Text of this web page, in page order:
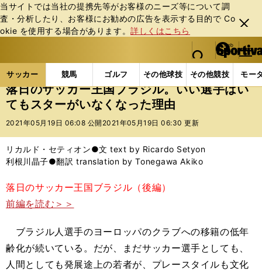
当サイトでは当社の提携先等がお客様のニーズ等について調
査・分析したり、お客様にお勧めの広告を表⽰する⽬的で Co
okie を使⽤する場合があります。詳しくはこちら
閉じ
る
web Sportiva (webスポルティーバ)
検索
マイペ
ー
ジ
メニュ
サッカー 競馬 ゴルフ その他球技 その他競技 モー
ス
ポ
ル
バ
サッカーの記事一覧 海外サッカー 海外サッカー
落日のサッカー王国ブラジル。いい選手はい
てもスターがいなくなった理由
2021年05月19日 06:08 公開 2021年05月19日 06:30 更新
リカルド・セティオン●文 text by Ricardo Setyon
利根川晶子●翻訳 translation by Tonegawa Akiko
落日のサッカー王国ブラジル（後編）
前編を読む＞＞
ブラジル人選手のヨーロッパのクラブへの移籍の低年
齢化が続いている。だが、まだサッカー選手としても、
人間としても発展途上の若者が、プレースタイルも文化